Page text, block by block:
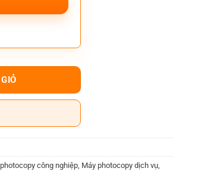
công nghiệp, Máy photocopy dịch vụ,